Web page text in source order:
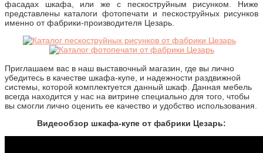
фасадах шкафа, или же с пескоструйным рисунком. Ниже
представлены каталоги фотопечати и пескоструйных рисунков
именно от фабрики-производителя Цезарь.
Приглашаем вас в наш выставочный магазин, где вы лично
убедитесь в качестве шкафа-купе, и надежности раздвижной
системы, которой комплектуется данный шкаф. Данная мебель
всегда находится у нас на витрине специально для того, чтобы
вы смогли лично оценить ее качество и удобство использования.
Видеообзор шкафа-купе от фабрики Цезарь: